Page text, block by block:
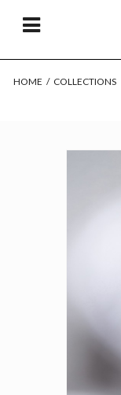
HOME / COLLECTIONS